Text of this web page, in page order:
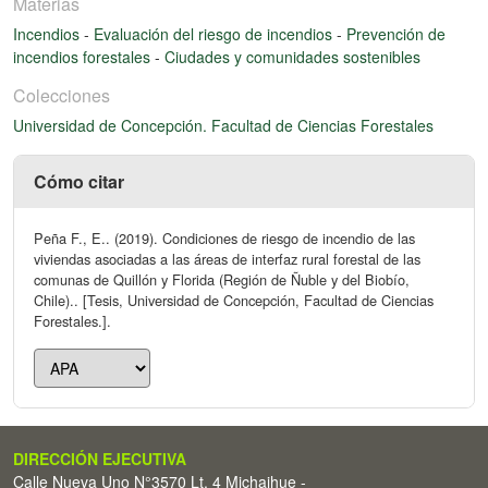
Incendios - Evaluación del riesgo de incendios - Prevención de
incendios forestales - Ciudades y comunidades sostenibles
Colecciones
Universidad de Concepción. Facultad de Ciencias Forestales
Cómo citar
Peña F., E.. (2019). Condiciones de riesgo de incendio de las
viviendas asociadas a las áreas de interfaz rural forestal de las
comunas de Quillón y Florida (Región de Ñuble y del Biobío,
Chile).. [Tesis, Universidad de Concepción, Facultad de Ciencias
Forestales.].
DIRECCIÓN EJECUTIVA
Calle Nueva Uno N°3570 Lt. 4 Michaihue -